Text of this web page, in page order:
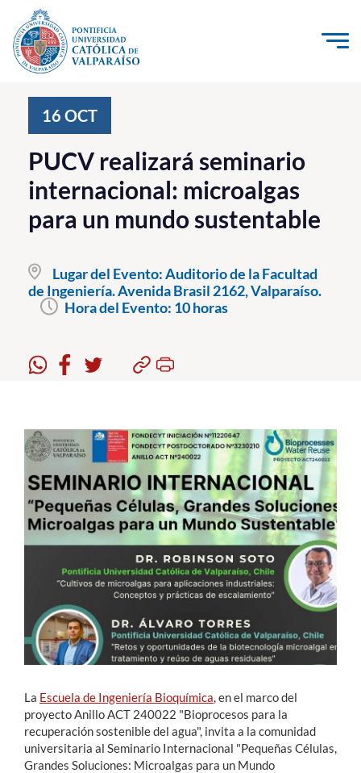
Click acá para ir directamente al contenido
Investigación, Creación e Innovación
PUCV Internacional
Vinculación con el Medio
Pregrado
Postgrado
Formación Continua
Académicos
Funcionarios
Alumni
16 OCT
PUCV realizará seminario
internacional: microalgas
para un mundo sustentable
Lugar del Evento:Auditorio de la Facultad
de Ingeniería. Avenida Brasil 2162, Valparaíso.
Hora del Evento: 10 horas
La Escuela de Ingeniería Bioquímica , en el marco del
proyecto Anillo ACT 240022 "Bioprocesos para la
recuperación sostenible del agua", invita a la comunidad
universitaria al Seminario Internacional "Pequeñas Células,
Grandes Soluciones: Microalgas para un Mundo